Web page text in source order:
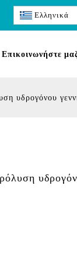
Ελληνικά
Επικοινωνήστε
υδρογόνου